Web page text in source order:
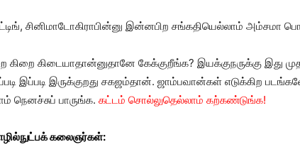
சினிமாடோகிராபின்னு இன்னபிற சங்கதியெல்லாம் அம்சமா
கிறை கிடையாதான்னுதானே கேக்குறீங்க? இயக்குநருக்கு இது
இப்படி இருக்குறது சகஜம்தான். ஜாம்பவான்கள் எடுக்கிற
நெனச்சுப் பாருங்க. கட்டம் சொல்லுதெல்லாம் கற்கண்டுங்க!
கலைஞர்கள்: